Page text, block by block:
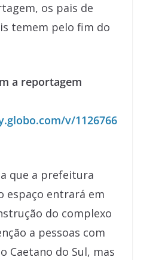
os pais de
temem pelo fim do
a reportagem
v/1126766
que a prefeitura
espaço entrará em
do complexo
a pessoas com
Caetano do Sul, mas